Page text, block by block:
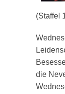
(Staffel
die